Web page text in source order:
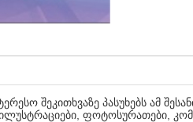
შეკითხვაზე პასუხებს ამ
ფოტოსურათები,